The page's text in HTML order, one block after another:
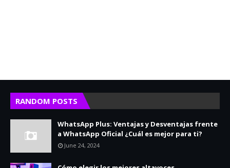
RANDOM POSTS
WhatsApp Plus: Ventajas y Desventajas frente
a WhatsApp Oficial ¿Cuál es mejor para ti?
June 24, 2024